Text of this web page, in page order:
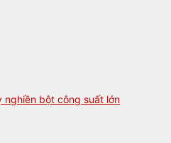
nghiền bột công suất lớn